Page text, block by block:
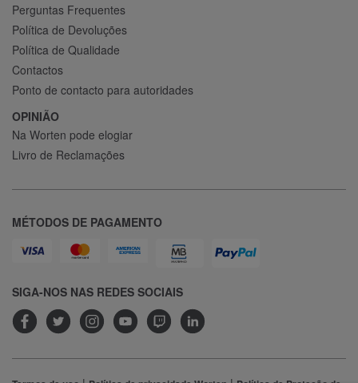
Perguntas Frequentes
Política de Devoluções
Política de Qualidade
Contactos
Ponto de contacto para autoridades
OPINIÃO
Na Worten pode elogiar
Livro de Reclamações
MÉTODOS DE PAGAMENTO
SIGA-NOS NAS REDES SOCIAIS